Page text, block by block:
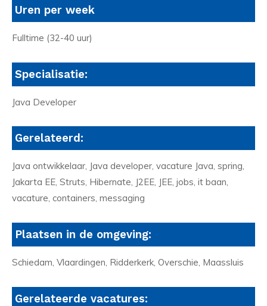
Uren per week
Fulltime (32-40 uur)
Specialisatie:
Java Developer
Gerelateerd:
Java ontwikkelaar, Java developer, vacature Java, spring,
Jakarta EE, Struts, Hibernate, J2EE, JEE, jobs, it baan,
vacature, containers, messaging
Plaatsen in de omgeving:
Schiedam, Vlaardingen, Ridderkerk, Overschie, Maassluis
Gerelateerde vacatures: